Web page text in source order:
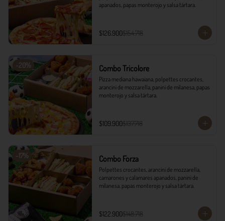
apanados, papas monterojo y salsa tártara.
$126.900$154.718
-20% Combo Tricolore
Pizza mediana hawaiana, polpettes crocantes,
arancini de mozzarella, panini de milanesa, papas
monterojo y salsa tártara.
$109.900$137.718
-17% Combo Forza
Polpettes crocantes, arancini de mozzarella,
camarones y calamares apanados, panini de
milanesa, papas monterojo y salsa tártara.
$122.900$148.718